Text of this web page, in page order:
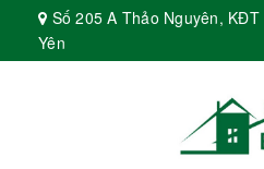
Số 205 A Thảo Nguyên,
Yên